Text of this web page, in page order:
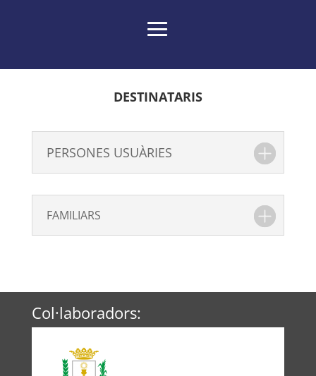
DESTINATARIS
PERSONES USUÀRIES
FAMILIARS
Col·laboradors: